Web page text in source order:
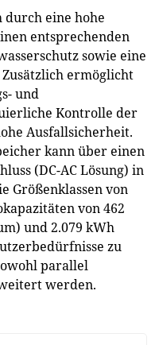
durch eine hohe
entsprechenden
sowie eine
ermöglicht
und
Kontrolle der
Ausfallsicherheit.
kann über einen
(DC-AC Lösung) in
Größenklassen von
von 462
und 2.079 kWh
zu
parallel
werden.